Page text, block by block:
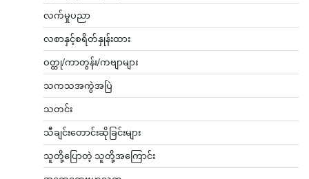
လက်မှုပညာ
လစာနှင့်စရိတ်နှုန်းထား
ဝတ္ထု/ကာတွန်း/ကဗျာများ
သကသအကွဲအပြဲ
သတင်း
သီချင်းတောင်းဆိုခြင်းများ
သူတို့ပြောတဲ့ သူတို့အကြောင်း